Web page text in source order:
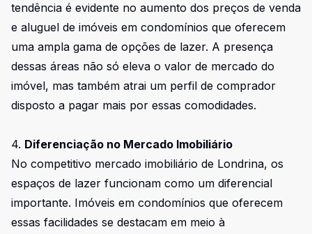
tendência é evidente no aumento dos preços de venda
e aluguel de imóveis em condomínios que oferecem
uma ampla gama de opções de lazer. A presença
dessas áreas não só eleva o valor de mercado do
imóvel, mas também atrai um perfil de comprador
disposto a pagar mais por essas comodidades.
4. Diferenciação no Mercado Imobiliário
No competitivo mercado imobiliário de Londrina, os
espaços de lazer funcionam como um diferencial
importante. Imóveis em condomínios que oferecem
essas facilidades se destacam em meio à